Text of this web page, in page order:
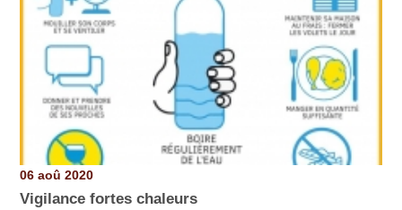
06 aoû 2020
Vigilance fortes chaleurs